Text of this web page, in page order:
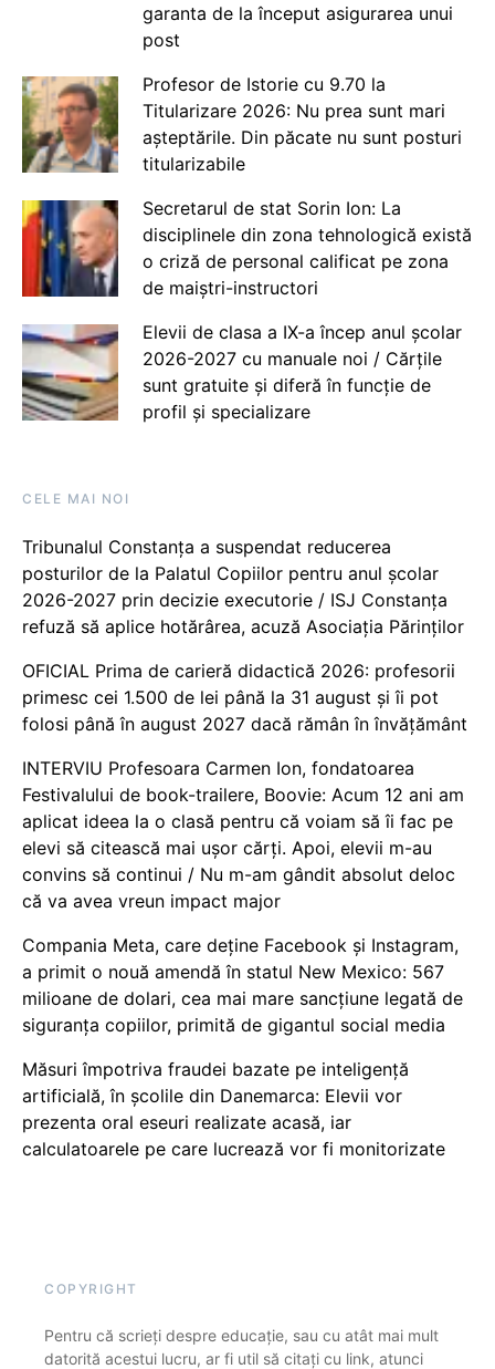
garanta de la început asigurarea unui
post
Profesor de Istorie cu 9.70 la
Titularizare 2026: Nu prea sunt mari
așteptările. Din păcate nu sunt posturi
titularizabile
Secretarul de stat Sorin Ion: La
disciplinele din zona tehnologică există
o criză de personal calificat pe zona
de maiștri-instructori
Elevii de clasa a IX-a încep anul școlar
2026-2027 cu manuale noi / Cărțile
sunt gratuite și diferă în funcție de
profil și specializare
CELE MAI NOI
Tribunalul Constanța a suspendat reducerea
posturilor de la Palatul Copiilor pentru anul școlar
2026-2027 prin decizie executorie / ISJ Constanța
refuză să aplice hotărârea, acuză Asociația Părinților
OFICIAL Prima de carieră didactică 2026: profesorii
primesc cei 1.500 de lei până la 31 august și îi pot
folosi până în august 2027 dacă rămân în învățământ
INTERVIU Profesoara Carmen Ion, fondatoarea
Festivalului de book-trailere, Boovie: Acum 12 ani am
aplicat ideea la o clasă pentru că voiam să îi fac pe
elevi să citească mai ușor cărți. Apoi, elevii m-au
convins să continui / Nu m-am gândit absolut deloc
că va avea vreun impact major
Compania Meta, care deține Facebook și Instagram,
a primit o nouă amendă în statul New Mexico: 567
milioane de dolari, cea mai mare sancțiune legată de
siguranța copiilor, primită de gigantul social media
Măsuri împotriva fraudei bazate pe inteligență
artificială, în școlile din Danemarca: Elevii vor
prezenta oral eseuri realizate acasă, iar
calculatoarele pe care lucrează vor fi monitorizate
COPYRIGHT
Pentru că scrieți despre educație, sau cu atât mai mult
datorită acestui lucru, ar fi util să citați cu link, atunci